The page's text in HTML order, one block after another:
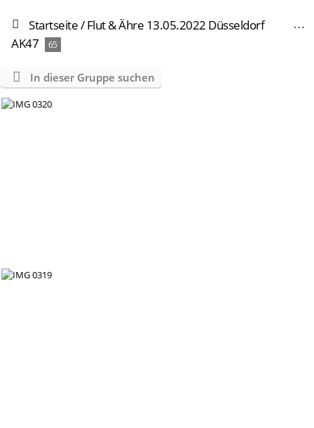
Startseite/Flut & Ähre 13.05.2022 Düsseldorf
AK47
65
In dieser Gruppe suchen